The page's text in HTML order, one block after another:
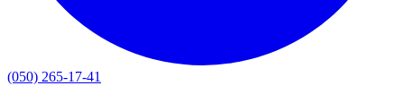
(050) 265-17-41